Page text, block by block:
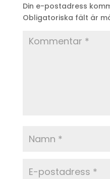
Din e-postadress
Obligatoriska fält är